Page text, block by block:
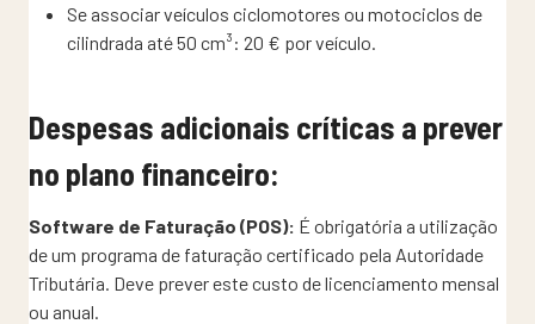
Se associar veículos ciclomotores ou motociclos de
cilindrada até 50 cm³: 20 € por veículo.
Despesas adicionais críticas a prever
no plano financeiro:
Software de Faturação (POS): É obrigatória a utilização
de um programa de faturação certificado pela Autoridade
Tributária. Deve prever este custo de licenciamento mensal
ou anual.